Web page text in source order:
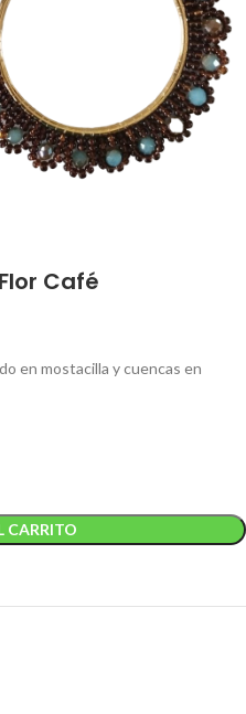
Café
en mostacilla y cuencas en
CARRITO